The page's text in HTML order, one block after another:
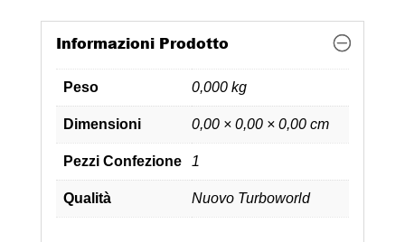
Informazioni Prodotto
Peso 0,000 kg
Dimensioni 0,00 × 0,00 × 0,00 cm
Pezzi Confezione 1
Qualità Nuovo Turboworld